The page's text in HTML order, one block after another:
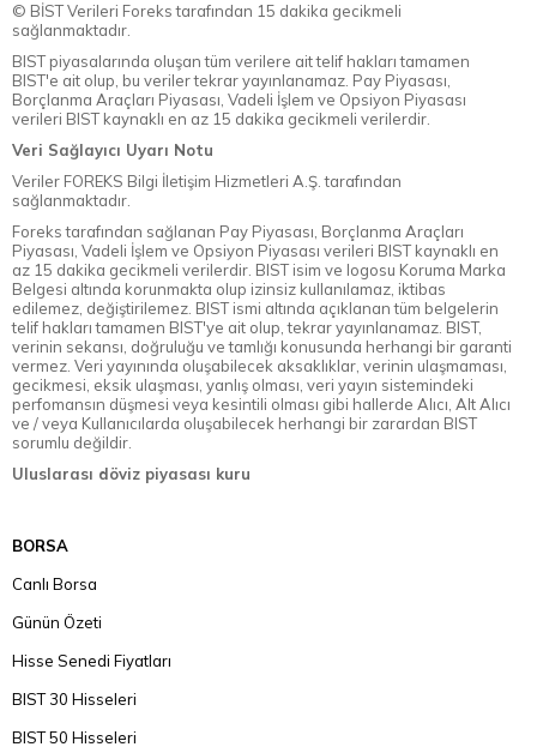
© BİST Verileri Foreks tarafından 15 dakika gecikmeli
sağlanmaktadır.
BIST piyasalarında oluşan tüm verilere ait telif hakları tamamen
BIST'e ait olup, bu veriler tekrar yayınlanamaz. Pay Piyasası,
Borçlanma Araçları Piyasası, Vadeli İşlem ve Opsiyon Piyasası
verileri BIST kaynaklı en az 15 dakika gecikmeli verilerdir.
Veri Sağlayıcı Uyarı Notu
Veriler FOREKS Bilgi İletişim Hizmetleri A.Ş. tarafından
sağlanmaktadır.
Foreks tarafından sağlanan Pay Piyasası, Borçlanma Araçları
Piyasası, Vadeli İşlem ve Opsiyon Piyasası verileri BIST kaynaklı en
az 15 dakika gecikmeli verilerdir. BIST isim ve logosu Koruma Marka
Belgesi altında korunmakta olup izinsiz kullanılamaz, iktibas
edilemez, değiştirilemez. BIST ismi altında açıklanan tüm belgelerin
telif hakları tamamen BIST'ye ait olup, tekrar yayınlanamaz. BIST,
verinin sekansı, doğruluğu ve tamlığı konusunda herhangi bir garanti
vermez. Veri yayınında oluşabilecek aksaklıklar, verinin ulaşmaması,
gecikmesi, eksik ulaşması, yanlış olması, veri yayın sistemindeki
perfomansın düşmesi veya kesintili olması gibi hallerde Alıcı, Alt Alıcı
ve / veya Kullanıcılarda oluşabilecek herhangi bir zarardan BIST
sorumlu değildir.
Uluslarası döviz piyasası kuru
BORSA
Canlı Borsa
Günün Özeti
Hisse Senedi Fiyatları
BIST 30 Hisseleri
BIST 50 Hisseleri